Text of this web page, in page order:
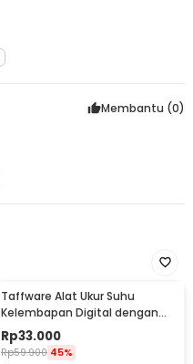
Membantu (0)
Taffware Alat Ukur Suhu
Kelembapan Digital dengan
Jam Alarm Kalender - HTC-2
Rp33.000
Rp59.900 45%